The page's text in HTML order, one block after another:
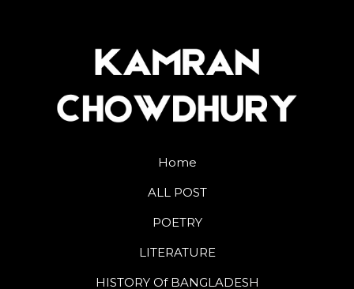
Home
ALL POST
POETRY
LITERATURE
HISTORY Of BANGLADESH